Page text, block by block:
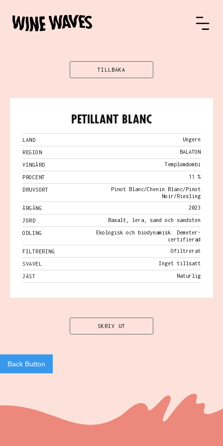
TILLBAKA
Petillant Blanc
LAND Ungern
REGION BALATON
VINGÅRD Templomdombi
PROCENT 11 %
DRUVSORT
Pinot Blanc/Chenin Blanc/Pinot
Noir/Riesling
ÅRGÅNG
2023
JORD Basalt, lera, sand och sandsten
ODLING
Ekologisk och biodynamisk. Demeter-
certifierad
FILTRERING
Ofiltrerat
SVAVEL Inget tillsatt
JÄST Naturlig
SKRIV UT
Back Button